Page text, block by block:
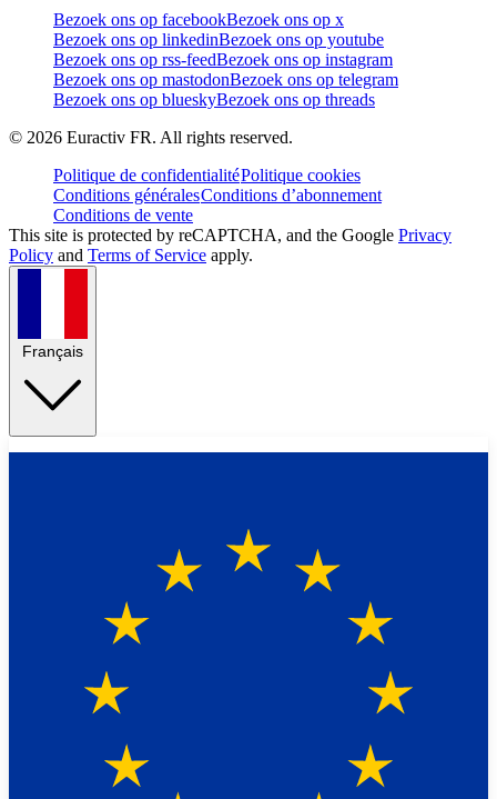
Bezoek ons op facebookBezoek ons op x
Bezoek ons op linkedinBezoek ons op youtube
Bezoek ons op rss-feedBezoek ons op instagram
Bezoek ons op mastodonBezoek ons op telegram
Bezoek ons op blueskyBezoek ons op threads
© 2026 Euractiv FR. All rights reserved.
Politique de confidentialitéPolitique cookies
Conditions généralesConditions d’abonnement
Conditions de vente
This site is protected by reCAPTCHA, and the Google Privacy
Policy and Terms of Service apply.
Français